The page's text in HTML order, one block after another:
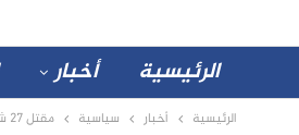
الرئيسية أخبار
الرئيسية أخبار سياسية مقتل 27 شخصًا بينهم حرس والي النيل الأبيض ومسؤول المراسم وقيادات عسكرية في قصف مسيرة إجتماع أمني بمقر قيادة الجيش السوداني في سنجة